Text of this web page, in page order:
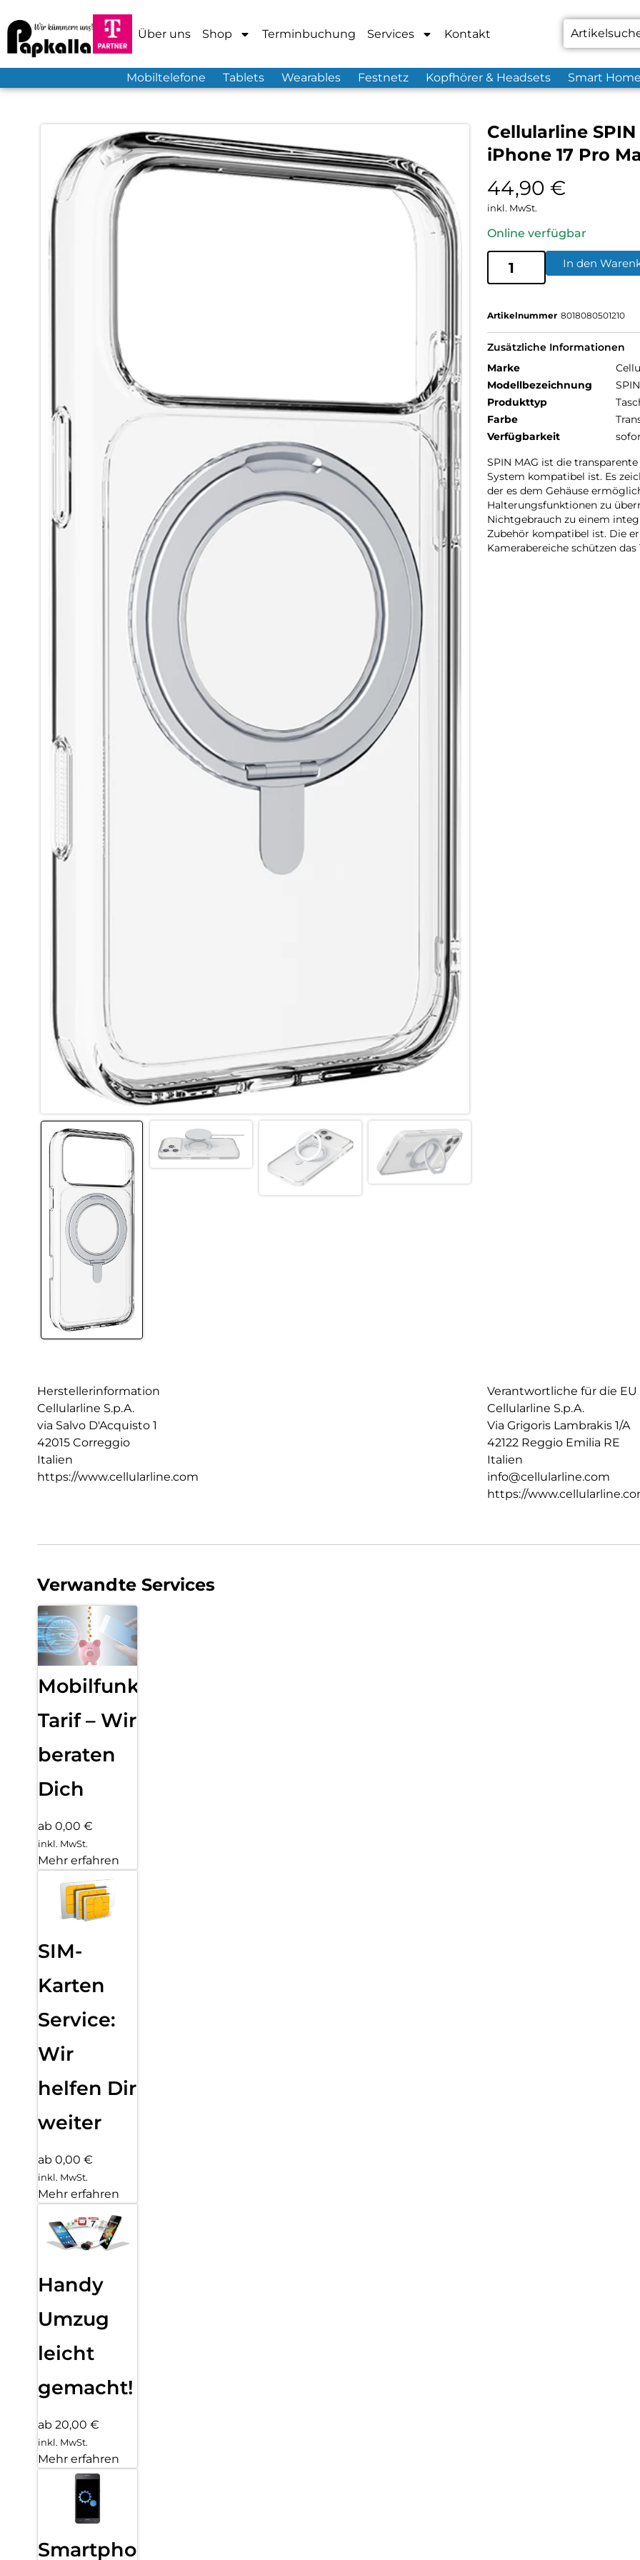
Über uns Shop Terminbuchung Services Kontakt
Mobiltelefone Tablets Wearables Festnetz Kopfhörer & Headsets Smart
Cellularline
iPhone 17 Pro
44,90 €
inkl. MwSt.
Online verfügbar
In den
Artikelnummer 8018080501210
Zusätzliche Informationen
Marke
Modellbezeichnung
Produkttyp
Farbe
Verfügbarkeit
SPIN MAG ist die
System kompatibel ist. Es
der es dem Gehäuse
Halterungsfunktionen zu
Nichtgebrauch zu einem
Zubehör kompatibel ist. Die
Kamerabereiche schützen
Herstellerinformation
Cellularline S.p.A.
via Salvo D'Acquisto 1
42015 Correggio
Italien
https://www.cellularline.com
Verantwortliche für die EU
Cellularline S.p.A.
Via Grigoris Lambrakis 1/A
42122 Reggio Emilia RE
Italien
info@cellularline.com
https://
Verwandte Services
Mobilfunk
Tarif – Wir
beraten
Dich
ab 0,00 €
inkl. MwSt.
Mehr erfahren
SIM-
Karten
Service:
Wir
helfen Dir
weiter
ab 0,00 €
inkl. MwSt.
Mehr erfahren
Handy
Umzug
leicht
gemacht!
ab 20,00 €
inkl. MwSt.
Mehr erfahren
Smartphone